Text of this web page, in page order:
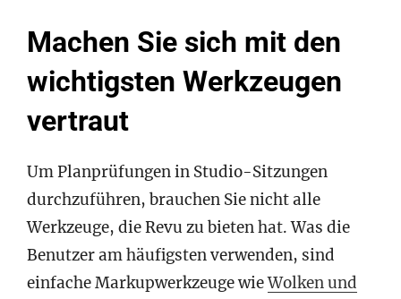
Machen Sie sich mit den
wichtigsten Werkzeugen
vertraut
Um Planprüfungen in Studio-Sitzungen
durchzuführen, brauchen Sie nicht alle
Werkzeuge, die Revu zu bieten hat. Was die
Benutzer am häufigsten verwenden, sind
einfache Markupwerkzeuge wieWolken und